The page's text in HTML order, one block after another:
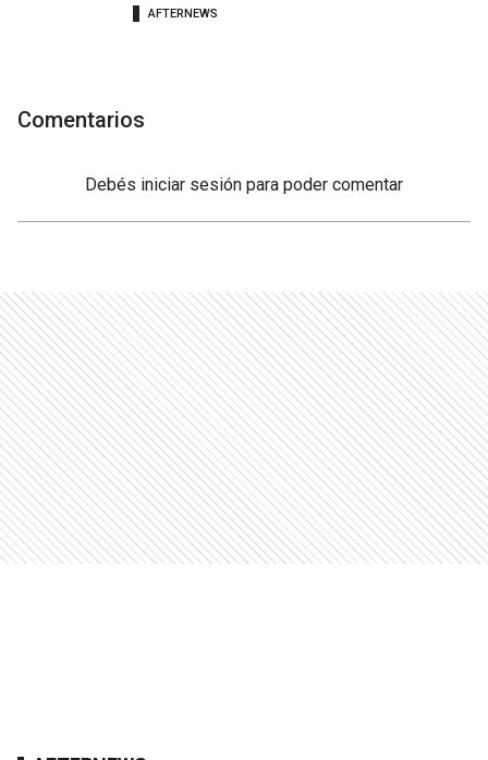
AFTERNEWS
Comentarios
Debés iniciar sesión para poder comentar